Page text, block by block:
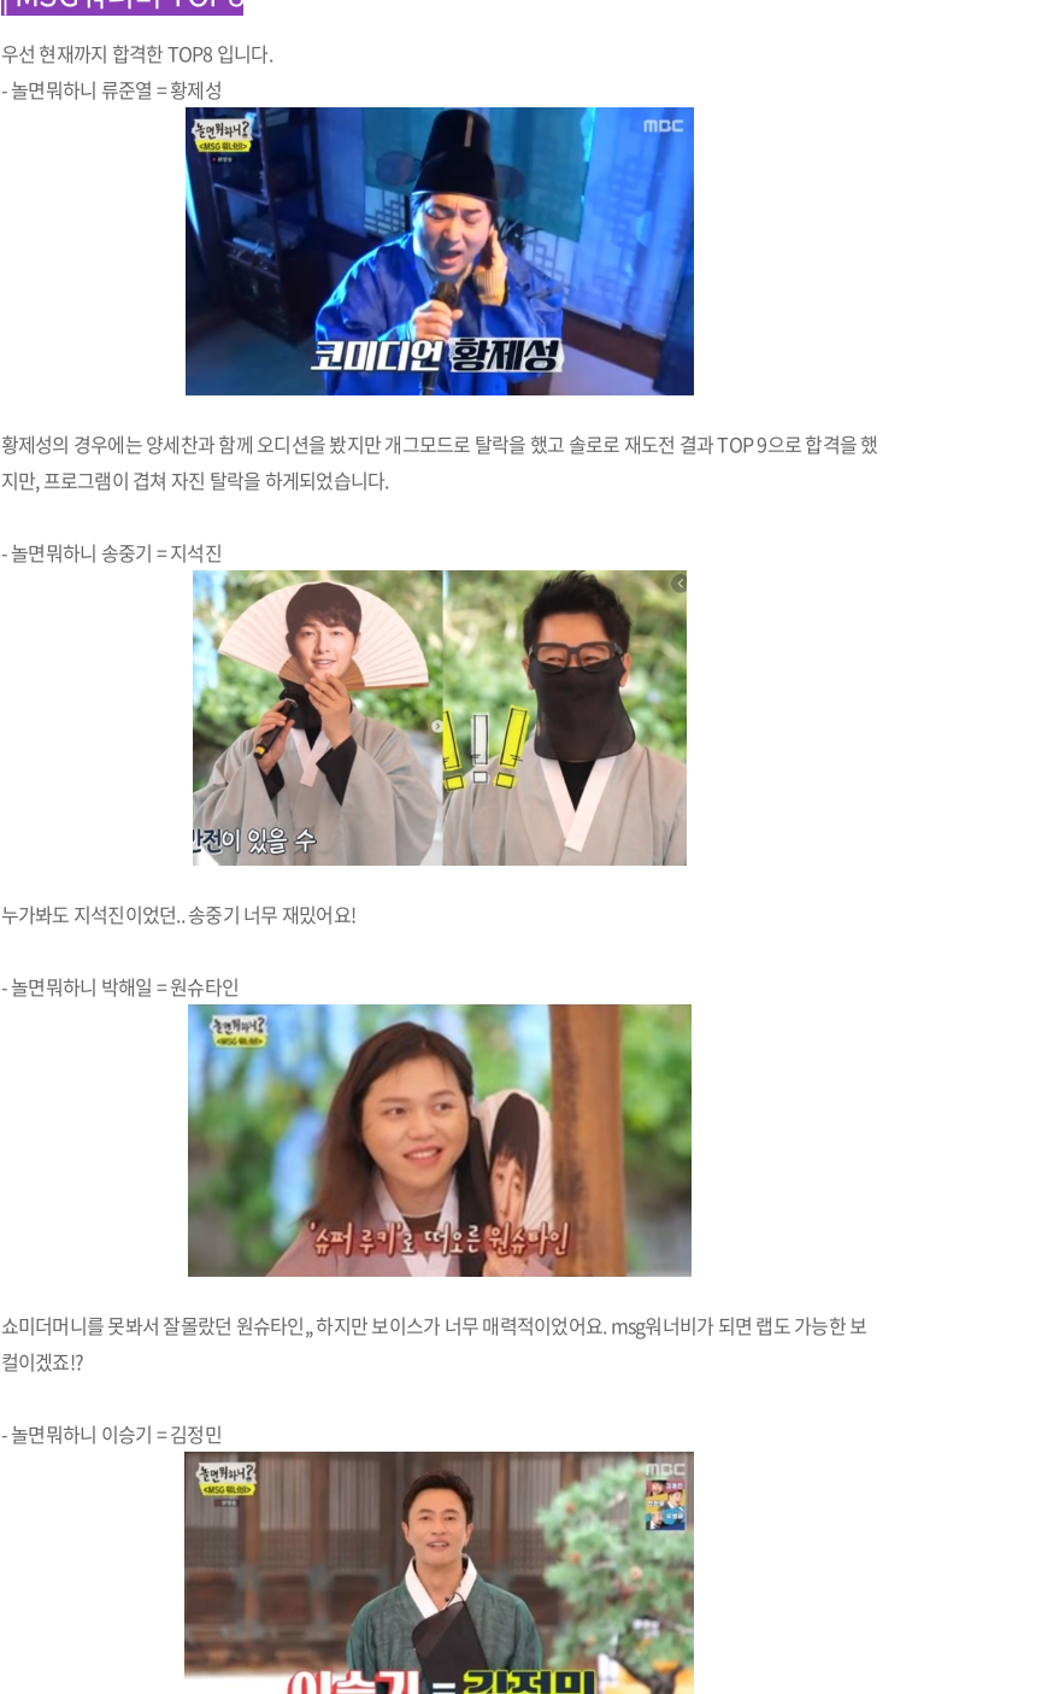
우선 현재까지 합격한 TOP8 입니다.
- 놀면뭐하니 류준열 = 황제성
황제성의 경우에는 양세찬과 함께 오디션을 봤지만 개그모드로 탈락을 했고 솔로로 재도전 결과 TOP 9으로 합격을 했
지만, 프로그램이 겹쳐 자진 탈락을 하게되었습니다.
- 놀면뭐하니 송중기 = 지석진
누가봐도 지석진이었던.. 송중기 너무 재밌어요!
- 놀면뭐하니 박해일 = 원슈타인
쇼미더머니를 못봐서 잘몰랐던 원슈타인,, 하지만 보이스가 너무 매력적이었어요. msg워너비가 되면 랩도 가능한 보
컬이겠죠!?
- 놀면뭐하니 이승기 = 김정민